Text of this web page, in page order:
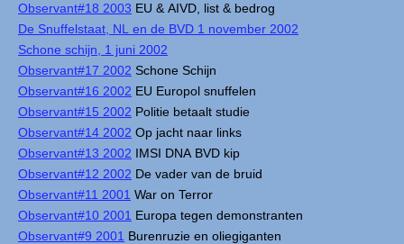
Observant#18 2003 EU & AIVD, list & bedrog
De Snuffelstaat, NL en de BVD 1 november 2002
Schone schijn, 1 juni 2002
Observant#17 2002 Schone Schijn
Observant#16 2002 EU Europol snuffelen
Observant#15 2002 Politie betaalt studie
Observant#14 2002 Op jacht naar links
Observant#13 2002 IMSI DNA BVD kip
Observant#12 2002 De vader van de bruid
Observant#11 2001 War on Terror
Observant#10 2001 Europa tegen demonstranten
Observant#9 2001 Burenruzie en oliegiganten